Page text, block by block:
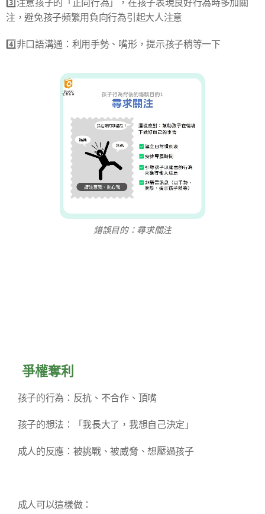
3️⃣注意孩子的「正向行為」，在孩子表現良好行為時多加關
注，避免孩子頻繁用負向行為引起大人注意
4️⃣非口語溝通：利用手勢、嘴形，提示孩子稍等一下
錯誤目的：尋求關注
✅爭權奪利
▪️孩子的行為：反抗、不合作、頂嘴
▪️孩子的想法：「我長大了，我想自己決定」
▪️成人的反應：被挑戰、被威脅、想壓過孩子
➡️成人可以這樣做：